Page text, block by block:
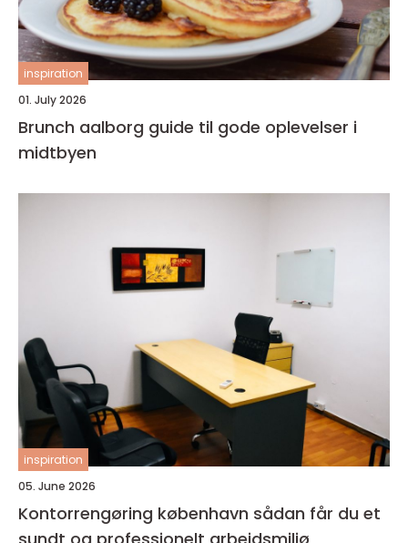
inspiration
01. July 2026
Brunch aalborg guide til gode oplevelser i
midtbyen
inspiration
05. June 2026
Kontorrengøring københavn sådan får du et